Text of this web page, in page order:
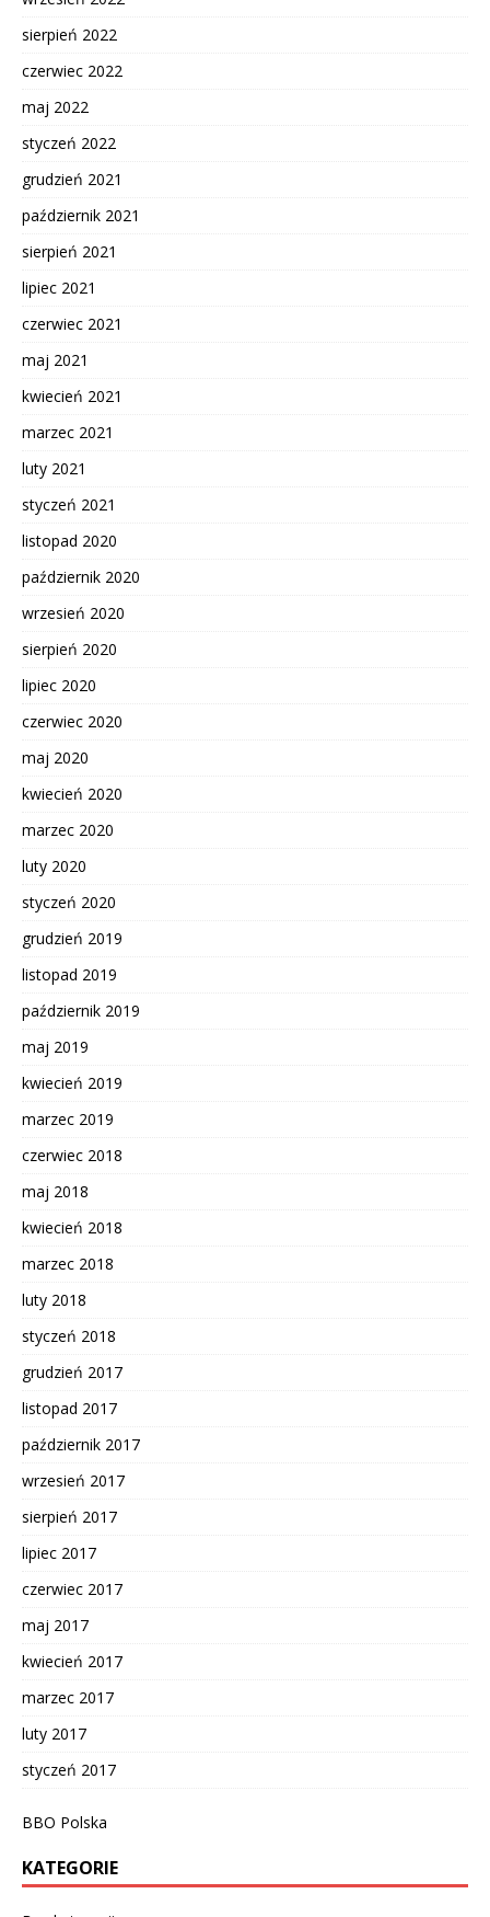
sierpień 2022
czerwiec 2022
maj 2022
styczeń 2022
grudzień 2021
październik 2021
sierpień 2021
lipiec 2021
czerwiec 2021
maj 2021
kwiecień 2021
marzec 2021
luty 2021
styczeń 2021
listopad 2020
październik 2020
wrzesień 2020
sierpień 2020
lipiec 2020
czerwiec 2020
maj 2020
kwiecień 2020
marzec 2020
luty 2020
styczeń 2020
grudzień 2019
listopad 2019
październik 2019
maj 2019
kwiecień 2019
marzec 2019
czerwiec 2018
maj 2018
kwiecień 2018
marzec 2018
luty 2018
styczeń 2018
grudzień 2017
listopad 2017
październik 2017
wrzesień 2017
sierpień 2017
lipiec 2017
czerwiec 2017
maj 2017
kwiecień 2017
marzec 2017
luty 2017
styczeń 2017
BBO Polska
KATEGORIE